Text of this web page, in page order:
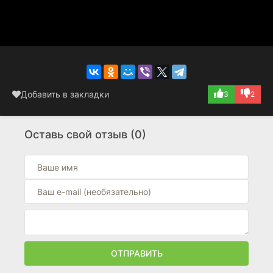
Добавить в закладки 3 2
Оставь свой отзыв (0)
ОТПРАВИТЬ